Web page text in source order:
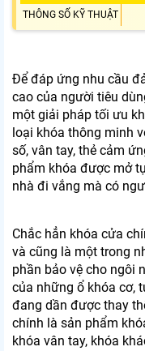
THÔNG SỐ KỸ THUẬT
Để đáp ứng nhu cầu
cao của người tiêu
một giải pháp tối ưu
loại khóa thông minh
số, vân tay, thẻ cảm
phẩm khóa được mở
nhà đi vắng mà có
Chắc hẳn khóa cửa
và cũng là một trong
phần bảo vệ cho ngôi
của những ổ khóa cơ,
đang dần được thay
chính là sản phẩm
khóa vân tay, khóa